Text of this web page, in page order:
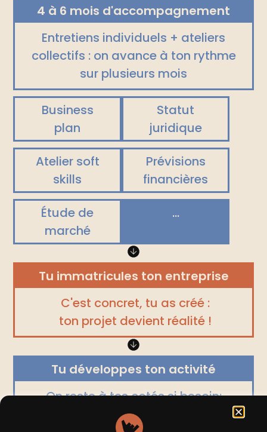
4 à 6 mois d'accompagnement
Entretiens individuels + ateliers
collectifs : on avance à ton rythme
sur plusieurs mois
Business
plan
Statut
juridique
Atelier soft
skills
Prévisions
financières
Étude de
marché
...
Tu immatricules ton entreprise
C'est concret, tu as créé :
ton projet devient réalité !
Tu développes ton activité
On reste à tes cotés si besoin:
réseau, conseils, mentorat